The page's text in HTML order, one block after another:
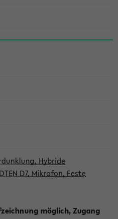
Hybride
D7, Mikrofon, Feste
möglich, Zugang